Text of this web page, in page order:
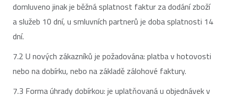
domluveno jinak je běžná splatnost faktur za dodání zboží
a služeb 10 dní, u smluvních partnerů je doba splatnosti 14
dní.
7.2 U nových zákazníků je požadována: platba v hotovosti
nebo na dobírku, nebo na základě zálohové faktury.
7.3 Forma úhrady dobírkou: je uplatňovaná u objednávek v